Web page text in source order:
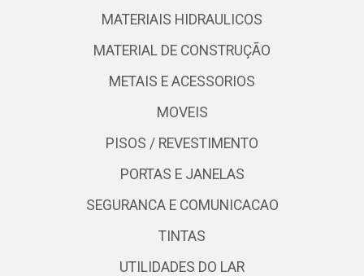
MATERIAIS HIDRAULICOS
MATERIAL DE CONSTRUÇÃO
METAIS E ACESSORIOS
MOVEIS
PISOS / REVESTIMENTO
PORTAS E JANELAS
SEGURANCA E COMUNICACAO
TINTAS
UTILIDADES DO LAR